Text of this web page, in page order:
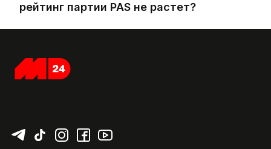
рейтинг партии PAS не растет?